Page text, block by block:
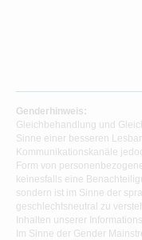
Genderhinweis:
Gleichbehandlung und
Sinne einer besseren
Kommunikationskanäle
Form von
keinesfalls eine
sondern ist im Sinne der
geschlechtsneutral zu
Inhalten unserer
Im Sinne der Gender